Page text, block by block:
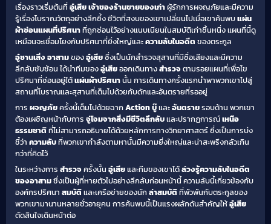
เรื่องราวเริ่มต้นที่อู๋เสียเจ้าของร้านขายของเก่าผู้รักการผจญภัยและมีความ
รู้เรื่องโบราณวัตถุอย่างลึกซึ้ง ชีวิตที่สงบของเขาเปลี่ยนไปเมื่อเขาค้นพบแผ่น
ผ้าซ่อนแผนที่ปริศนาที่ถูกซ่อนไว้อย่างแนบเนียนในสมบัติเก่าชิ้นหนึ่ง แผนที่นี้ดู
เหมือนจะเชื่อมโยงกับปริศนาที่ยิ่งใหญ่และความลับในอดีต ของตระกูล
อู๋ซานเสิ่งอาสามของอู๋เสียซึ่งเป็นนักสำรวจสุสานที่มีชื่อเสียงและมีความ
ลึกลับซับซ้อน ได้นำทีมของอู๋เสียออกเดินทางสำรวจตามรอยแผนที่เพื่อไข
ปริศนาที่ซ่อนอยู่ใต้แผ่นผ้าปริศนานั้น การเดินทางครั้งแรกนำพาพวกเขาไปสู่
สถานที่โบราณและสุสานที่เต็มไปด้วยกับดักและอันตรายที่รออยู่
การ ผจญภัยครั้งนี้เต็มไปด้วยฉากAction บู๊และอันตรายรอบด้าน พวกเขา
ต้องเผชิญหน้ากับการ จู่โจมจากสิ่งมีชีวิตลึกลับและปรากฏการณ์เหนือ
ธรรมชาติที่ไม่สามารถอธิบายได้ด้วยหลักการทางวิทยาศาสตร์ ซึ่งเป็นการบ่ง
ชี้ว่า ความลับที่พวกเขากำลังตามหานั้นมีความยิ่งใหญ่และน่าสะพรึงกลัวเกิน
กว่าที่คิดไว้
ในระหว่างการ สำรวจครั้งนั้น อู๋เสียและทีมของเขาได้ล่วงรู้ความลับในอดีต
ของอาสามซึ่งเป็นผู้ที่หายตัวไปอย่างลึกลับก่อนหน้านี้ ความลับนี้เกี่ยวข้องกับ
องค์กรปริศนา สมบัติและเครือข่ายของนักล่าสมบัติที่พัวพันกับตระกูลของ
พวกเขามานานหลายชั่วอายุคน การค้นพบนี้เป็นแรงผลักดันสำคัญให้อู๋เสีย
ตัดสินใจเดินหน้าต่อ